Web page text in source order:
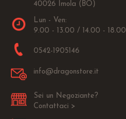
40026 Imola (BO)
Lun - Ven:
9.00 - 13.00 / 14.00 - 18.00
0542-1905146
info@dragonstore.it
Sei un Negoziante?
Contattaci >